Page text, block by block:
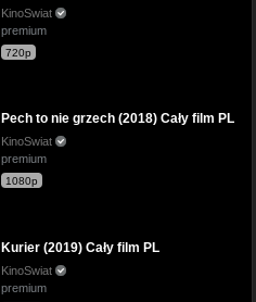
KinoSwiat
premium
720p
Pech to nie grzech (2018) Cały film PL
KinoSwiat
premium
1080p
Kurier (2019) Cały film PL
KinoSwiat
premium